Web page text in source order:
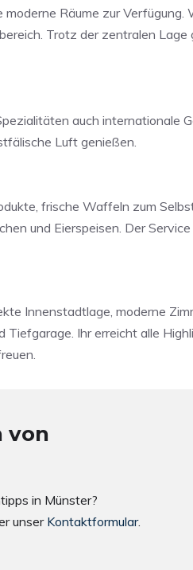
Räume zur Verfügung.
Trotz der zentralen Lage
auch internationale
Luft genießen.
frische Waffeln zum
und Eierspeisen. Der
Innenstadtlage, moderne
Ihr erreicht alle
von
in Münster?
unser Kontaktformular.